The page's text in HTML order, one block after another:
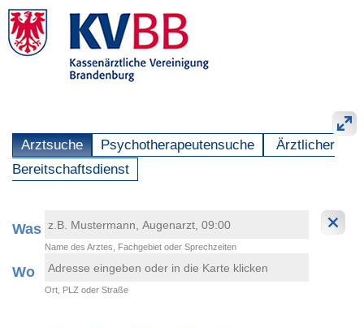
Arztsuche Psychotherapeutensuche
Ärztlicher
Bereitschaftsdienst
Was
Name des Arztes, Fachgebiet oder Sprechzeiten
Wo
Ort, PLZ oder Straße